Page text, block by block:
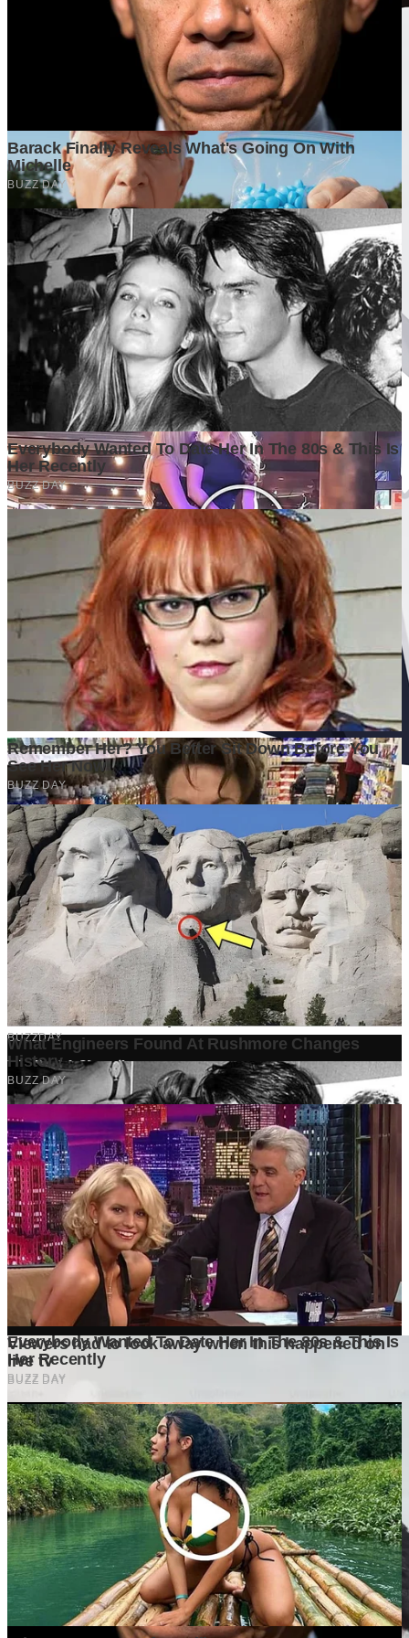
Ditulis olehKontributor
Penyuka detail yang percaya bahwa setiap tulisan punya nyawa.
Bertugas merangkai ide menjadi cerita yang mengalir, memastikan
setiap titik dan koma berada di tempat yang tepat untuk kenyamanan
membacamu
Komentar (0)
Tulis Komentar
Belum ada komentar. Jadilah yang pertama!
Baca Juga